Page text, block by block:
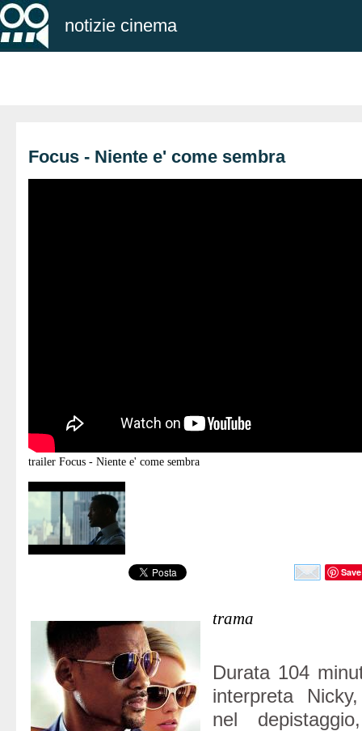
notizie cinema
Focus - Niente e' come sembra
trailer Focus - Niente e' come sembra
Save
trama
Durata 104
interpreta
nel